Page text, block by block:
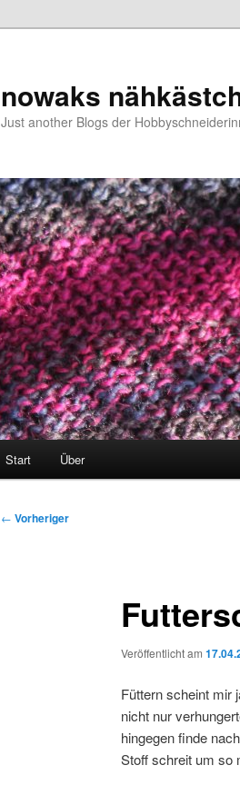
nowaks
Just another Blogs der
Start Über
Beitragsnavigation
← Vorheriger
Veröffentlicht am
Füttern scheint mir
nicht nur
hingegen finde
Stoff schreit um so